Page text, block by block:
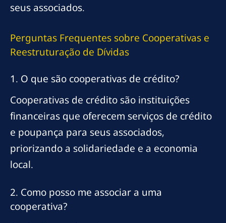
seus associados.
Perguntas Frequentes sobre Cooperativas e
Reestruturação de Dívidas
1. O que são cooperativas de crédito?
Cooperativas de crédito são instituições
financeiras que oferecem serviços de crédito
e poupança para seus associados,
priorizando a solidariedade e a economia
local.
2. Como posso me associar a uma
cooperativa?